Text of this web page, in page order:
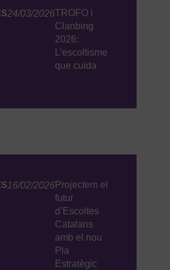
24/03/2026TROFO i
Clanbing
2026:
L’escoltisme
que cuida
16/02/2026Projectem el
futur
d’Escoltes
Catalans
amb el nou
Pla
Estratègic